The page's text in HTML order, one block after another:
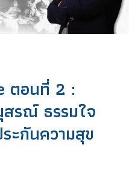
ตอนที่ 2 :
รณ์ ธรรมใจ
ะกันความสุข